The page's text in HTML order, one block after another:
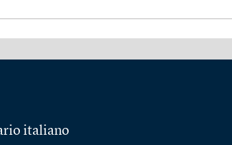
italiano